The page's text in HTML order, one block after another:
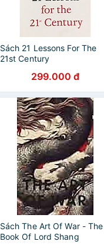
Sách 21 Lessons For The
21st Century
299.000 đ
Sách The Art Of War - The
Book Of Lord Shang